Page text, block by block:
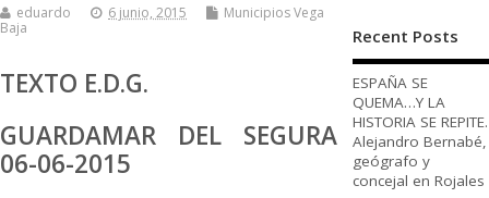
eduardo 6 junio, 2015
Municipios Vega
Baja
TEXTO E.D.G.
GUARDAMAR DEL SEGURA
06-06-2015
Recent Posts
ESPAÑA SE
QUEMA…Y LA
HISTORIA SE REPITE.
Alejandro Bernabé,
geógrafo y
concejal en Rojales